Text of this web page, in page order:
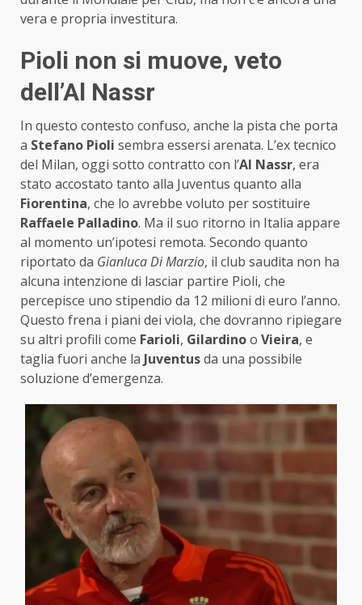
vera e propria investitura.
Pioli non si muove, veto
dell’Al Nassr
In questo contesto confuso, anche la pista che porta
a Stefano Pioli sembra essersi arenata. L’ex tecnico
del Milan, oggi sotto contratto con l’Al Nassr, era
stato accostato tanto alla Juventus quanto alla
Fiorentina, che lo avrebbe voluto per sostituire
Raffaele Palladino. Ma il suo ritorno in Italia appare
al momento un’ipotesi remota. Secondo quanto
riportato da Gianluca Di Marzio, il club saudita non ha
alcuna intenzione di lasciar partire Pioli, che
percepisce uno stipendio da 12 milioni di euro l’anno.
Questo frena i piani dei viola, che dovranno ripiegare
su altri profili come Farioli, Gilardinoo Vieira, e
taglia fuori anche la Juventusda una possibile
soluzione d’emergenza.